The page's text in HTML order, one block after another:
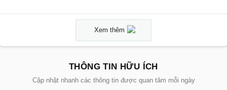
Xem thêm
THÔNG TIN HỮU ÍCH
Cập nhật nhanh các thông tin được quan tâm mỗi ngày